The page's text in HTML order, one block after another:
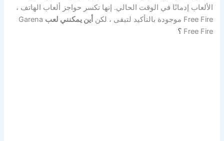
الألعاب إدمانًا في الوقت الحالي. إنها تكسر حواجز ألعاب الهاتف ،
Free Fire موجودة بالتأكيد لتبقى ، لكن
أين يمكنني لعب Garena
Free Fire ؟